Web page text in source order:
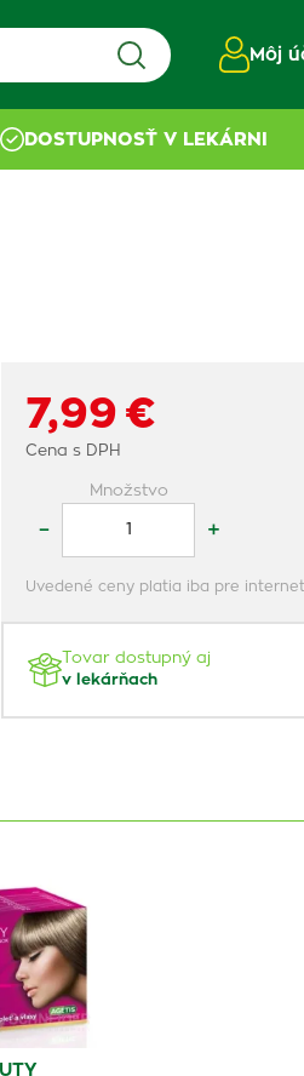
Môj
DOSTUPNOSŤ V LEKÁRNI
7,99 €
Cena s DPH
Množstvo
– +
Uvedené ceny platia iba pre
Tovar dostupný aj
v lekárňach